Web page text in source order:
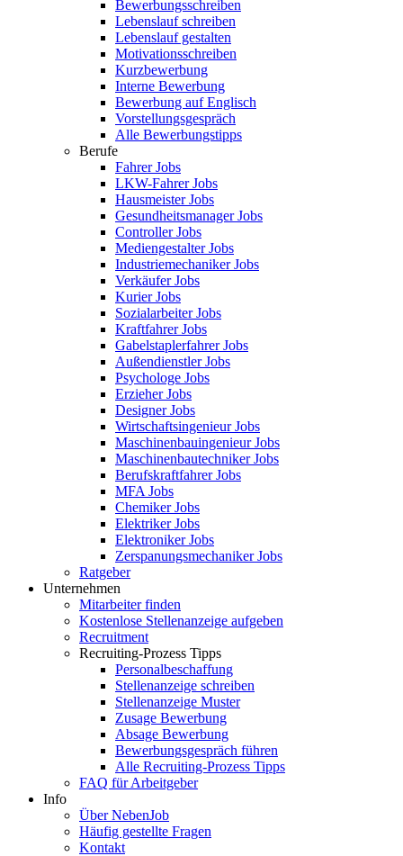
Bewerbungsschreiben
Lebenslauf schreiben
Lebenslauf gestalten
Motivationsschreiben
Kurzbewerbung
Interne Bewerbung
Bewerbung auf Englisch
Vorstellungsgespräch
Alle Bewerbungstipps
Berufe
Fahrer Jobs
LKW-Fahrer Jobs
Hausmeister Jobs
Gesundheitsmanager Jobs
Controller Jobs
Mediengestalter Jobs
Industriemechaniker Jobs
Verkäufer Jobs
Kurier Jobs
Sozialarbeiter Jobs
Kraftfahrer Jobs
Gabelstaplerfahrer Jobs
Außendienstler Jobs
Psychologe Jobs
Erzieher Jobs
Designer Jobs
Wirtschaftsingenieur Jobs
Maschinenbauingenieur Jobs
Maschinenbautechniker Jobs
Berufskraftfahrer Jobs
MFA Jobs
Chemiker Jobs
Elektriker Jobs
Elektroniker Jobs
Zerspanungsmechaniker Jobs
Ratgeber
Unternehmen
Mitarbeiter finden
Kostenlose Stellenanzeige aufgeben
Recruitment
Recruiting-Prozess Tipps
Personalbeschaffung
Stellenanzeige schreiben
Stellenanzeige Muster
Zusage Bewerbung
Absage Bewerbung
Bewerbungsgespräch führen
Alle Recruiting-Prozess Tipps
FAQ für Arbeitgeber
Info
Über NebenJob
Häufig gestellte Fragen
Kontakt